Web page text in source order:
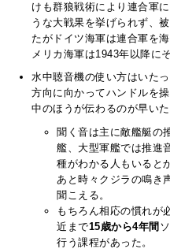
けも群狼戦術により連合軍
うな大戦果を挙げられず、
たがドイツ海軍は連合軍を
メリカ海軍は1943年以降に
水中聴音機の使い方はいた
方向に向かってハンドルを
中のほうが伝わるのが早いた
聞く音は主に敵艦艇の
艦、大型軍艦では推進
種がわかる人もいると
あと時々クジラの鳴き
聞こえる。
もちろん相応の慣れが
近まで15歳から4年間
行う課程があった。